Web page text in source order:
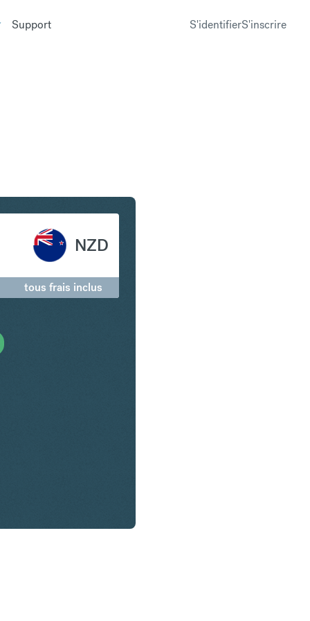
Support S'identifierS'inscrire
NZD
tous frais inclus